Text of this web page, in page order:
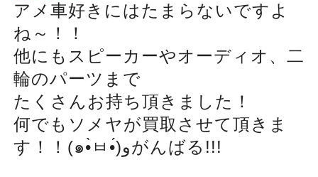
アメ車好きにはたまらないですよ
ね～！！
他にもスピーカーやオーディオ、二
輪のパーツまで
たくさんお持ち頂きました！
何でもソメヤが買取させて頂きま
す！！(๑•̀ㅂ•́)وがんばる!!!